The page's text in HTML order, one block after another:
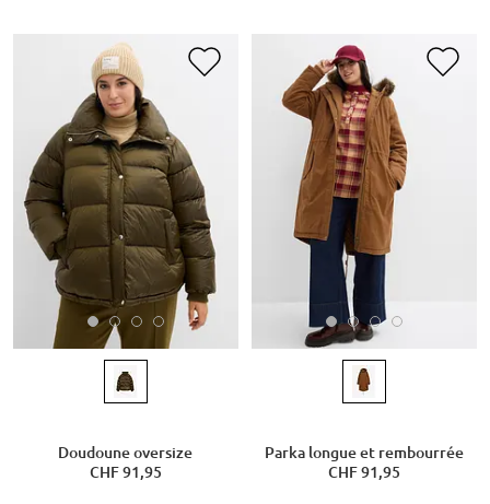
Doudoune oversize
CHF 91,95
Parka longue et rembourrée
CHF 91,95